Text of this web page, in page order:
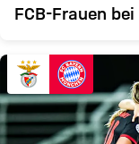
FCB-Frauen